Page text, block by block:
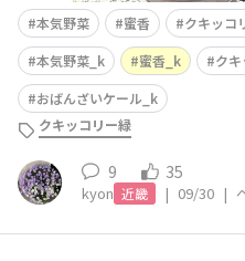
本気野菜 蜜香 クキッコ
本気野菜_k
蜜香_k
ク
おばんざいケール_k
クキッコリー緑
9 35
kyon 近畿 | 09/30 |